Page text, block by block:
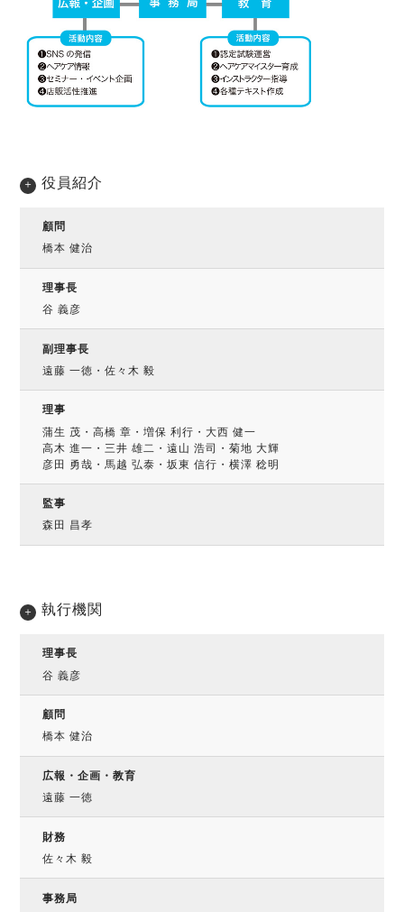
役員紹介
顧問
橋本 健治
理事長
谷 義彦
副理事長
遠藤 一徳・佐々木 毅
理事
蒲生 茂・高橋 章・増保 利行・大西 健一
高木 進一・三井 雄二・遠山 浩司・菊地 大輝
彦田 勇哉・馬越 弘泰・坂東 信行・横澤 稔明
監事
森田 昌孝
執行機関
理事長
谷 義彦
顧問
橋本 健治
広報・企画・教育
遠藤 一徳
財務
佐々木 毅
事務局